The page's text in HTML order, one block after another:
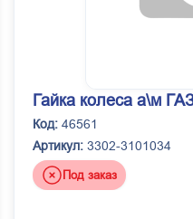
Гайка колеса а\м
Код: 46561
Артикул: 3302-3101034
Под заказ